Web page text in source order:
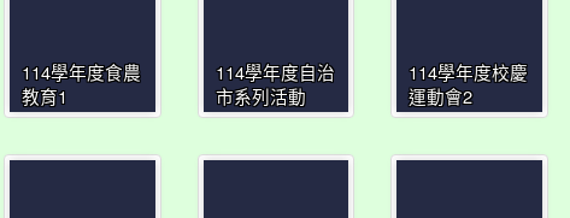
114學年度食農
教育1
114學年度自治
市系列活動
114學年度校慶
運動會2